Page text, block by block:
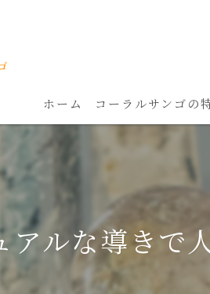
ホーム コーラルサンゴの
アルな導きで